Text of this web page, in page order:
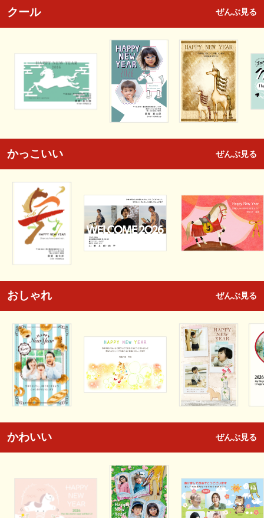
クール ぜんぶ見る
かっこいい ぜんぶ見る
おしゃれ ぜんぶ見る
かわいい ぜんぶ見る